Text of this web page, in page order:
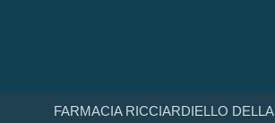
FARMACIA RICCIARDIELLO